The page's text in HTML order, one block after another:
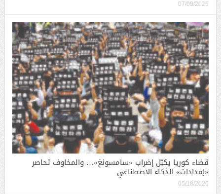
07/09/2026
قضاء كوريا يكبّل إضراب «سامسونغ»… والمخاوف تحاصر
«إمدادات» الذكاء الاصطناعي
05/18/2026